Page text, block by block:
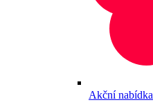
Akční nabídka